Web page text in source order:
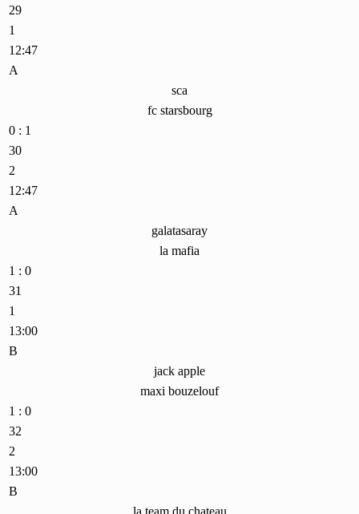
29
1
12:47
A
sca
fc starsbourg
0 : 1
30
2
12:47
A
galatasaray
la mafia
1 : 0
31
1
13:00
B
jack apple
maxi bouzelouf
1 : 0
32
2
13:00
B